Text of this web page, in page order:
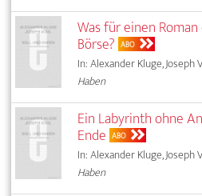
Was für einen
Börse? ABO
In: Alexander Kluge, Joseph
Haben
Ein Labyrinth ohne
Ende ABO
In: Alexander Kluge, Joseph
Haben